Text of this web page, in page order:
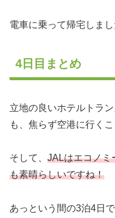
電車に乗って帰宅しまし
4日目まとめ
立地の良いホテルトラ
も、焦らず空港に行くこ
そして、 JALはエコノミ
も素晴らしいですね！
あっという間の3泊4日で